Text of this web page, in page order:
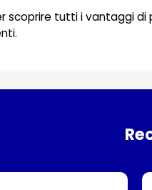
scoprire tutti i vantaggi di